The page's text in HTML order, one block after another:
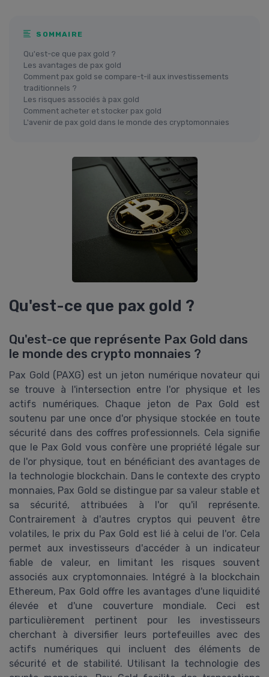
SOMMAIRE
Qu'est-ce que pax gold ?
Les avantages de pax gold
Comment pax gold se compare-t-il aux investissements
traditionnels ?
Les risques associés à pax gold
Comment acheter et stocker pax gold
L'avenir de pax gold dans le monde des cryptomonnaies
Qu'est-ce que pax gold ?
Qu'est-ce que représente Pax Gold dans
le monde des crypto monnaies ?
Pax Gold (PAXG) est un jeton numérique novateur qui
se trouve à l'intersection entre l'or physique et les
actifs numériques. Chaque jeton de Pax Gold est
soutenu par une once d'or physique stockée en toute
sécurité dans des coffres professionnels. Cela signifie
que le Pax Gold vous confère une propriété légale sur
de l'or physique, tout en bénéficiant des avantages de
la technologie blockchain. Dans le contexte des crypto
monnaies, Pax Gold se distingue par sa valeur stable et
sa sécurité, attribuées à l'or qu'il représente.
Contrairement à d'autres cryptos qui peuvent être
volatiles, le prix du Pax Gold est lié à celui de l'or. Cela
permet aux investisseurs d'accéder à un indicateur
fiable de valeur, en limitant les risques souvent
associés aux cryptomonnaies. Intégré à la blockchain
Ethereum, Pax Gold offre les avantages d'une liquidité
élevée et d'une couverture mondiale. Ceci est
particulièrement pertinent pour les investisseurs
cherchant à diversifier leurs portefeuilles avec des
actifs numériques qui incluent des éléments de
sécurité et de stabilité. Utilisant la technologie des